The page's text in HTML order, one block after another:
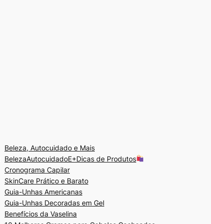
Beleza, Autocuidado e Mais
BelezaAutocuidadoE+Dicas de Produtos
Cronograma Capilar
SkinCare Prático e Barato
Guia-Unhas Americanas
Guia-Unhas Decoradas em Gel
Benefícios da Vaselina